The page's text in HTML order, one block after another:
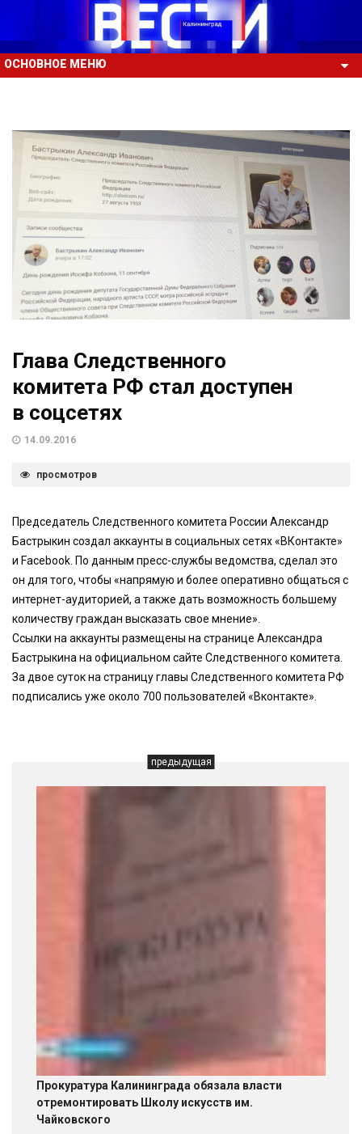
ОСНОВНОЕ МЕНЮ
Глава Следственного
комитета РФ стал доступен
в соцсетях
14.09.2016
просмотров
Председатель Следственного комитета России Александр
Бастрыкин создал аккаунты в социальных сетях «ВКонтакте»
и Facebook. По данным пресс-службы ведомства, сделал это
он для того, чтобы «напрямую и более оперативно общаться с
интернет-аудиторией, а также дать возможность большему
количеству граждан высказать свое мнение».
Ссылки на аккаунты размещены на странице Александра
Бастрыкина на официальном сайте Следственного комитета.
За двое суток на страницу главы Следственного комитета РФ
подписались уже около 700 пользователей «Вконтакте».
предыдущая
Прокуратура Калининграда обязала власти
отремонтировать Школу искусств им.
Чайковского